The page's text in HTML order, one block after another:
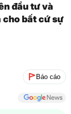
đầu tư và
cho bất cứ sự
Báo cáo